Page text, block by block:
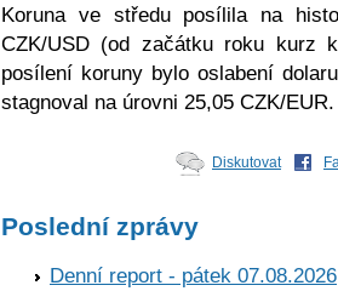
Koruna ve středu posílila na
CZK/USD (od začátku roku kurz
posílení koruny bylo oslabení
stagnoval na úrovni 25,05 CZK/EUR.
Diskutovat
Poslední zprávy
Denní report - pátek 07.08.2026